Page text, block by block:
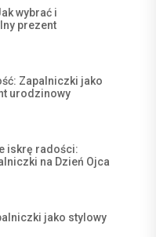
wybrać i
prezent
Zapalniczki jako
urodzinowy
iskrę radości:
na Dzień Ojca
jako stylowy